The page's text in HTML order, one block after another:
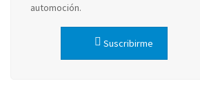
automoción.
Suscribirme